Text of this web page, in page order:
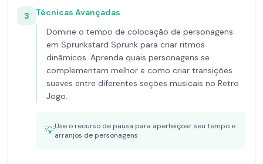
3
Técnicas Avançadas
Domine o tempo de colocação de personagens
em Sprunkstard Sprunk para criar ritmos
dinâmicos. Aprenda quais personagens se
complementam melhor e como criar transições
suaves entre diferentes seções musicais no Retro
Jogo.
💡Use o recurso de pausa para aperfeiçoar seu tempo e
arranjos de personagens